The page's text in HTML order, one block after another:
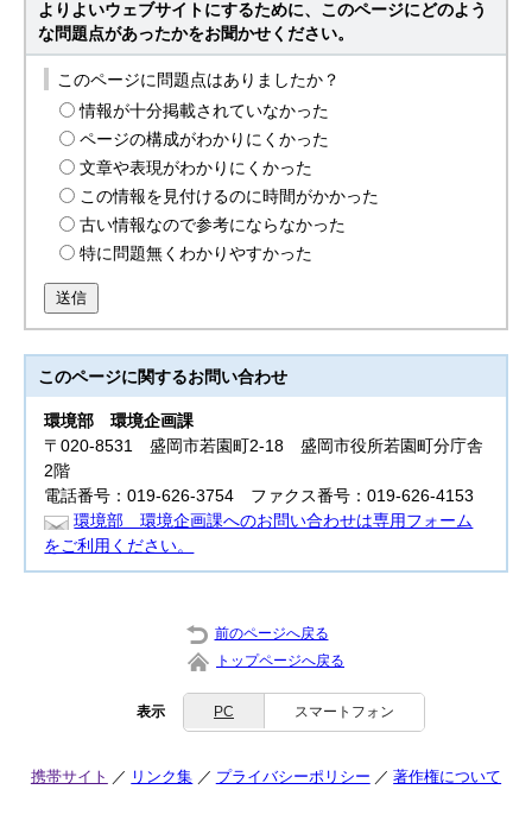
よりよいウェブサイトにするために、このページにどのよう
な問題点があったかをお聞かせください。
このページに問題点はありましたか？
情報が十分掲載されていなかった
ページの構成がわかりにくかった
文章や表現がわかりにくかった
この情報を見付けるのに時間がかかった
古い情報なので参考にならなかった
特に問題無くわかりやすかった
送信
このページに関するお問い合わせ
環境部環境企画課
〒020-8531 盛岡市若園町2-18 盛岡市役所若園町分庁舎
2階
電話番号：019-626-3754 ファクス番号：019-626-4153
環境部 環境企画課へのお問い合わせは専用フォーム
をご利用ください。
前のページへ戻る
トップページへ戻る
表示 PC スマートフォン
携帯サイト リンク集 プライバシーポリシー 著作権について